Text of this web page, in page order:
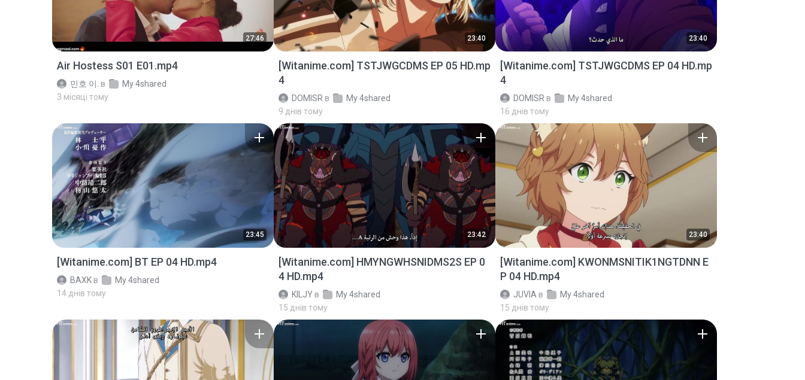
27:46
Air Hostess S01 E01.mp4
민호 이. в
My 4shared
3 місяці тому
23:40
[Witanime.com] TSTJWGCDMS EP 05 HD.mp
4
DOMISR в
My 4shared
9 днів тому
23:40
[Witanime.com] TSTJWGCDMS EP 04 HD.mp
4
DOMISR в
My 4shared
16 днів тому
23:45
[Witanime.com] BT EP 04 HD.mp4
BAXK в
My 4shared
14 днів тому
23:42
[Witanime.com] HMYNGWHSNIDMS2S EP 0
4 HD.mp4
KILJY в
My 4shared
15 днів тому
23:40
[Witanime.com] KWONMSNITIK1NGTDNN E
P 04 HD.mp4
JUVIA в
My 4shared
15 днів тому